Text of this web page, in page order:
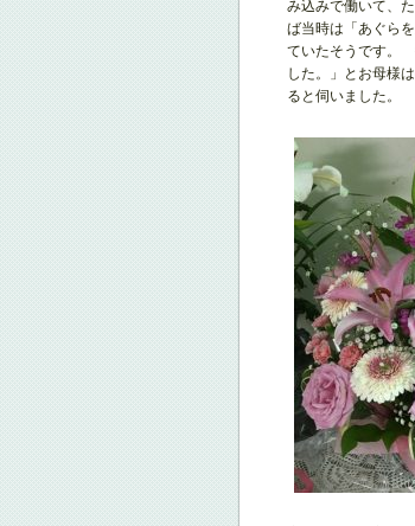
み込みで働いて、
ば当時は「あぐら
ていたそうです。
した。」とお母様
ると伺いました。